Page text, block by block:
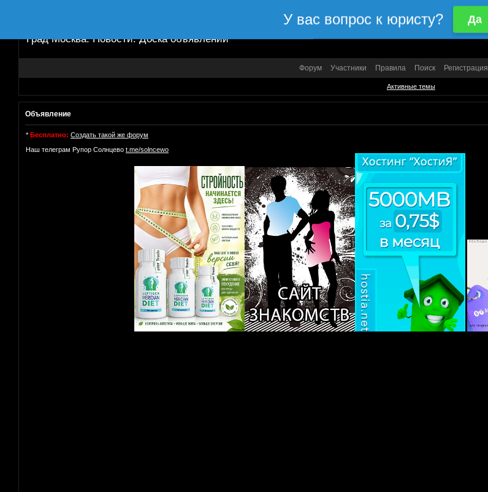
Град Москва. Новости. Доска объявлений
Форум Участники Правила Поиск Регистрация
Активные темы
Объявление
* Бесплатно: Создать такой же форум
Наш телеграм Рупор Солнцево t.me/solncewo